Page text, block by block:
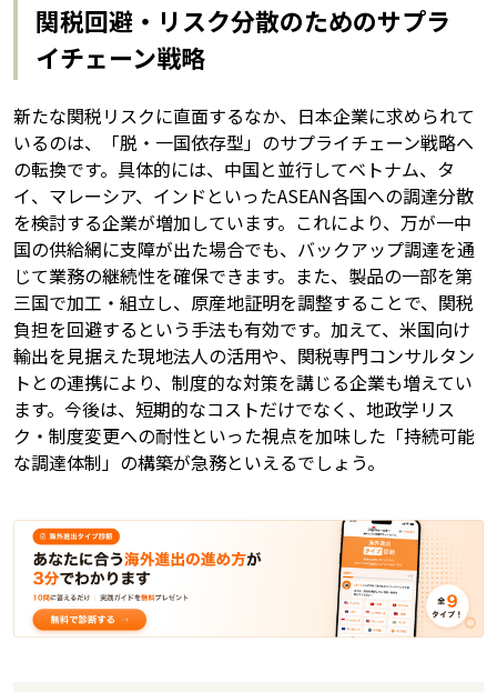
関税回避・リスク分散のためのサプラ
イチェーン戦略
新たな関税リスクに直面するなか、日本企業に求められて
いるのは、「脱・一国依存型」のサプライチェーン戦略へ
の転換です。具体的には、中国と並行してベトナム、タ
イ、マレーシア、インドといったASEAN各国への調達分散
を検討する企業が増加しています。これにより、万が一中
国の供給網に支障が出た場合でも、バックアップ調達を通
じて業務の継続性を確保できます。また、製品の一部を第
三国で加工・組立し、原産地証明を調整することで、関税
負担を回避するという手法も有効です。加えて、米国向け
輸出を見据えた現地法人の活用や、関税専門コンサルタン
トとの連携により、制度的な対策を講じる企業も増えてい
ます。今後は、短期的なコストだけでなく、地政学リス
ク・制度変更への耐性といった視点を加味した「持続可能
な調達体制」の構築が急務といえるでしょう。